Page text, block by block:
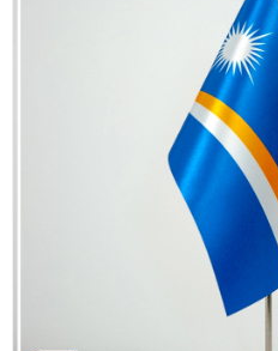
Прапори України
Прапори Світу за
Прапори Міжнародних